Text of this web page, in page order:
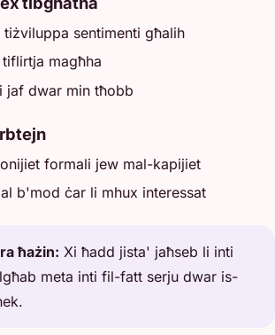
sentimenti għalih
magħha
jaf dwar min tħobb
formali jew mal-kapijiet
b'mod ċar li mhux interessat
ħażin: Xi ħadd jista' jaħseb li inti
meta inti fil-fatt serju dwar is-